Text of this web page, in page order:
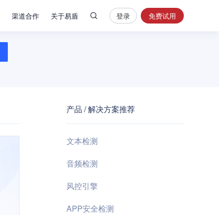
渠道合作 关于易盾
安
全
控
登录 免费试用
产品 / 解决方案推荐
文本检测
音频检测
风控引擎
APP安全检测